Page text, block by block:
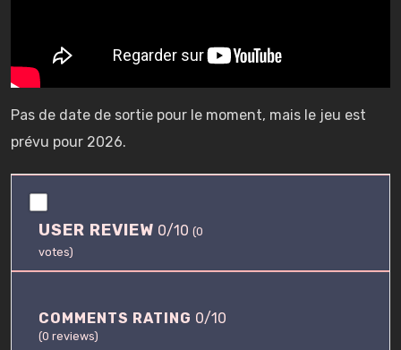
Pas de date de sortie pour le moment, mais le jeu est
prévu pour 2026.
0
1
0
USER REVIEW 0/10 (0
votes)
COMMENTS RATING 0/10
(0 reviews)